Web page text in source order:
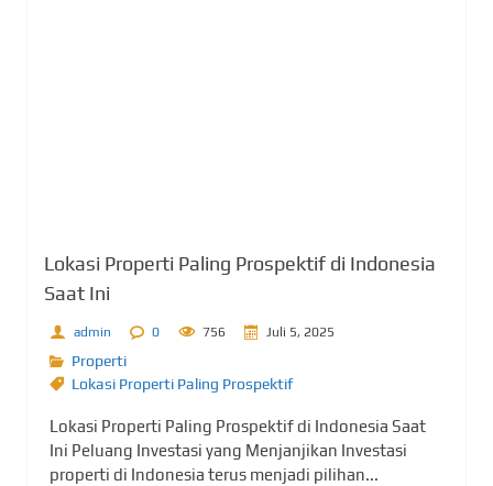
Lokasi Properti Paling Prospektif di Indonesia
Saat Ini
admin 0 756 Juli 5, 2025
Properti
Lokasi Properti Paling Prospektif
Lokasi Properti Paling Prospektif di Indonesia Saat
Ini Peluang Investasi yang Menjanjikan Investasi
properti di Indonesia terus menjadi pilihan...